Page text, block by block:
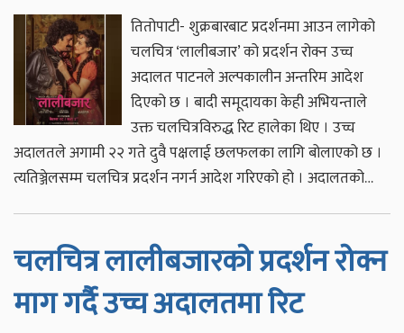
तितोपाटी- शुक्रबारबाट प्रदर्शनमा आउन लागेको
चलचित्र ‘लालीबजार’ को प्रदर्शन रोक्न उच्च
अदालत पाटनले अल्पकालीन अन्तरिम आदेश
दिएको छ । बादी समूदायका केही अभियन्ताले
उक्त चलचित्रविरुद्ध रिट हालेका थिए । उच्च
अदालतले अगामी २२ गते दुवै पक्षलाई छलफलका लागि बोलाएको छ ।
त्यतिञ्जेलसम्म चलचित्र प्रदर्शन नगर्न आदेश गरिएको हो । अदालतको…
चलचित्र लालीबजारको प्रदर्शन रोक्न
माग गर्दै उच्च अदालतमा रिट